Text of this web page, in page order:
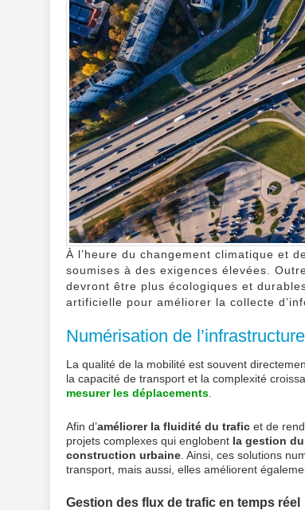
À l’heure du changement climatique et
soumises à des exigences élevées.
devront être plus écologiques et
artificielle pour améliorer la collecte
Numérisation de
La qualité de la mobilité est souvent
la capacité de transport et la complexité
mesurer les déplacements
Afin d’améliorer la fluidité du trafic et de
projets complexes qui englobent la gestion
construction urbaine . Ainsi, ces solutions
transport, mais aussi, elles améliorent
Gestion des flux de trafic en temps réel